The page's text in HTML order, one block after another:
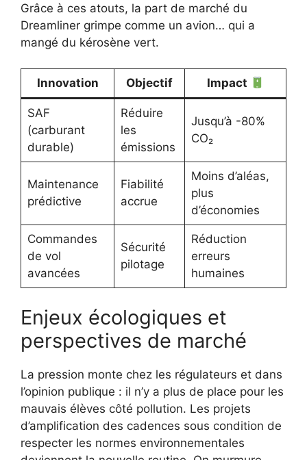
Grâce à ces atouts, la part de marché du
Dreamliner grimpe comme un avion… qui a
mangé du kérosène vert.
Innovation Objectif Impact
SAF
(carburant
durable)
Réduire
les
émissions
Jusqu’à -80%
CO₂
Maintenance
prédictive
Fiabilité
accrue
Moins d’aléas,
plus
d’économies
Commandes
de vol
avancées
Sécurité
pilotage
Réduction
erreurs
humaines
Enjeux écologiques et
perspectives de marché
La pression monte chez les régulateurs et dans
l’opinion publique : il n’y a plus de place pour les
mauvais élèves côté pollution. Les projets
d’amplification des cadences sous condition de
respecter les normes environnementales